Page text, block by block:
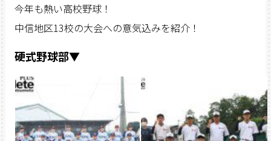
今年も熱い高校野球！
中信地区13校の大会への意気込みを紹介！
硬式野球部▼